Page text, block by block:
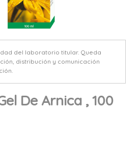
del laboratorio titular. Queda
distribución y comunicación
De Arnica , 100